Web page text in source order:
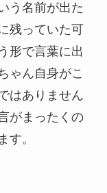
う名前が出た
残っていた可
形で言葉に出
ゃん自身がこ
はありません
がまったくの
す。